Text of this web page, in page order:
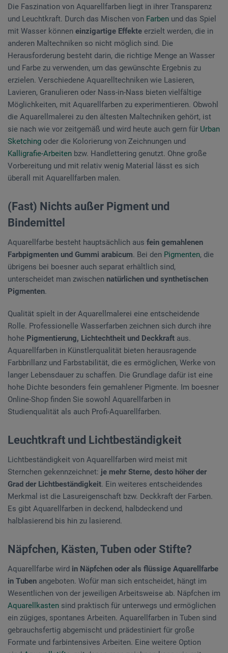
Die Faszination von Aquarellfarben liegt in ihrer Transparenz
und Leuchtkraft. Durch das Mischen von Farben und das Spiel
mit Wasser können einzigartige Effekte erzielt werden, die in
anderen Maltechniken so nicht möglich sind. Die
Herausforderung besteht darin, die richtige Menge an Wasser
und Farbe zu verwenden, um das gewünschte Ergebnis zu
erzielen. Verschiedene Aquarelltechniken wie Lasieren,
Lavieren, Granulieren oder Nass-in-Nass bieten vielfältige
Möglichkeiten, mit Aquarellfarben zu experimentieren. Obwohl
die Aquarellmalerei zu den ältesten Maltechniken gehört, ist
sie nach wie vor zeitgemäß und wird heute auch gern für Urban
Sketching oder die Kolorierung von Zeichnungen und
Kalligrafie-Arbeiten bzw. Handlettering genutzt. Ohne große
Vorbereitung und mit relativ wenig Material lässt es sich
überall mit Aquarellfarben malen.
(Fast) Nichts außer Pigment und
Bindemittel
Aquarellfarbe besteht hauptsächlich aus fein gemahlenen
Farbpigmenten und Gummi arabicum. Bei den Pigmenten, die
übrigens bei boesner auch separat erhältlich sind,
unterscheidet man zwischen natürlichen und synthetischen
Pigmenten.
Qualität spielt in der Aquarellmalerei eine entscheidende
Rolle. Professionelle Wasserfarben zeichnen sich durch ihre
hohe Pigmentierung, Lichtechtheit und Deckkraft aus.
Aquarellfarben in Künstlerqualität bieten herausragende
Farbbrillanz und Farbstabilität, die es ermöglichen, Werke von
langer Lebensdauer zu schaffen. Die Grundlage dafür ist eine
hohe Dichte besonders fein gemahlener Pigmente. Im boesner
Online-Shop finden Sie sowohl Aquarellfarben in
Studienqualität als auch Profi-Aquarellfarben.
Leuchtkraft und Lichtbeständigkeit
Lichtbeständigkeit von Aquarellfarben wird meist mit
Sternchen gekennzeichnet: je mehr Sterne, desto höher der
Grad der Lichtbeständigkeit. Ein weiteres entscheidendes
Merkmal ist die Lasureigenschaft bzw. Deckkraft der Farben.
Es gibt Aquarellfarben in deckend, halbdeckend und
halblasierend bis hin zu lasierend.
Näpfchen, Kästen, Tuben oder Stifte?
Aquarellfarbe wird in Näpfchen oder als flüssige Aquarellfarbe
in Tuben angeboten. Wofür man sich entscheidet, hängt im
Wesentlichen von der jeweiligen Arbeitsweise ab. Näpfchen im
Aquarellkasten sind praktisch für unterwegs und ermöglichen
ein zügiges, spontanes Arbeiten. Aquarellfarben in Tuben sind
gebrauchsfertig abgemischt und prädestiniert für große
Formate und farbintensives Arbeiten. Eine weitere Option